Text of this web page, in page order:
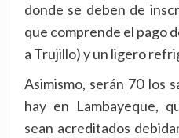
donde se deben de
que comprende el pago
a Trujillo) y un ligero
Asimismo, serán 70 los
hay en Lambayeque,
sean acreditados